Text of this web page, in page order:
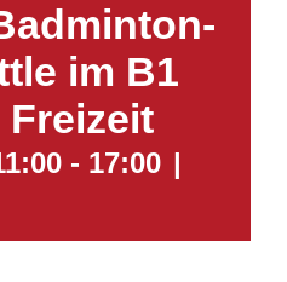
im B1
- 17:00 |